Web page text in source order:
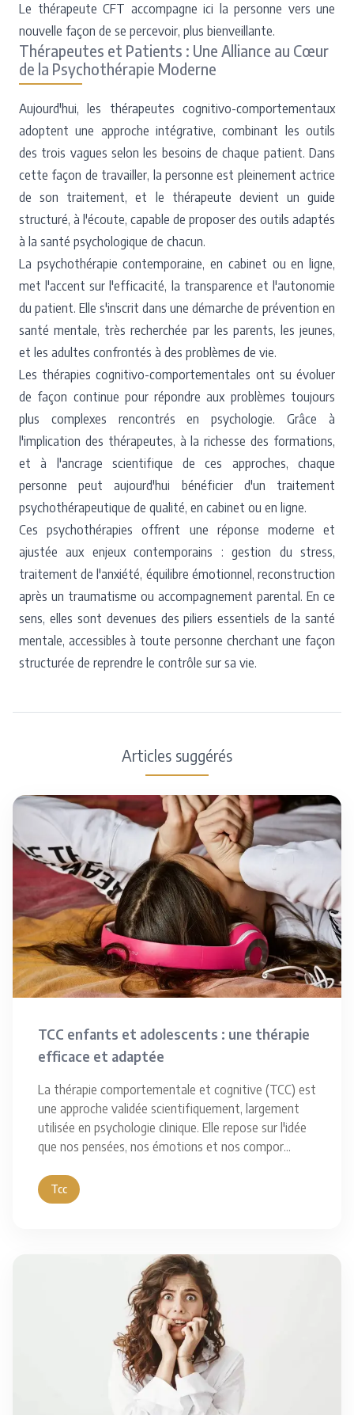
Le thérapeute CFT accompagne ici la personne vers une
nouvelle façon de se percevoir, plus bienveillante.
Thérapeutes et Patients : Une Alliance au Cœur
de la Psychothérapie Moderne
Aujourd'hui, les thérapeutes cognitivo-comportementaux
adoptent une approche intégrative, combinant les outils
des trois vagues selon les besoins de chaque patient. Dans
cette façon de travailler, la personne est pleinement actrice
de son traitement, et le thérapeute devient un guide
structuré, à l'écoute, capable de proposer des outils adaptés
à la santé psychologique de chacun.
La psychothérapie contemporaine, en cabinet ou en ligne,
met l'accent sur l'efficacité, la transparence et l'autonomie
du patient. Elle s'inscrit dans une démarche de prévention en
santé mentale, très recherchée par les parents, les jeunes,
et les adultes confrontés à des problèmes de vie.
Les thérapies cognitivo-comportementales ont su évoluer
de façon continue pour répondre aux problèmes toujours
plus complexes rencontrés en psychologie. Grâce à
l'implication des thérapeutes, à la richesse des formations,
et à l'ancrage scientifique de ces approches, chaque
personne peut aujourd'hui bénéficier d'un traitement
psychothérapeutique de qualité, en cabinet ou en ligne.
Ces psychothérapies offrent une réponse moderne et
ajustée aux enjeux contemporains : gestion du stress,
traitement de l'anxiété, équilibre émotionnel, reconstruction
après un traumatisme ou accompagnement parental. En ce
sens, elles sont devenues des piliers essentiels de la santé
mentale, accessibles à toute personne cherchant une façon
structurée de reprendre le contrôle sur sa vie.
Articles suggérés
TCC enfants et adolescents : une thérapie
efficace et adaptée
La thérapie comportementale et cognitive (TCC) est
une approche validée scientifiquement, largement
utilisée en psychologie clinique. Elle repose sur l'idée
que nos pensées, nos émotions et nos compor...
Tcc